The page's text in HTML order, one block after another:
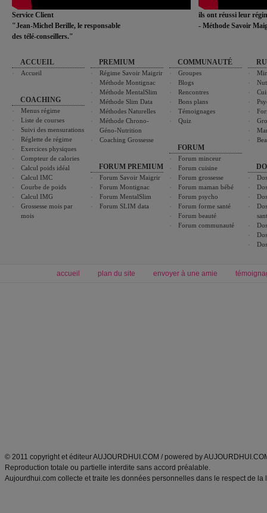
Service Client
"Jean-Michel Berille, le responsable
des télé-conseillers."
ils ont réussi leur
- Méthode Savoir
ACCUEIL
Accueil
COACHING
Menus régime
Liste de courses
Suivi des mensurations
Réglette de régime
Exercices physiques
Compteur de calories
Calcul poids idéal
Calcul IMC
Courbe de poids
Calcul IMG
Grossesse mois par
mois
PREMIUM
Régime Savoir Maigrir
Méthode Montignac
Méthode MentalSlim
Méthode Slim Data
Méthodes Naturelles
Méthode Chrono-
Géno-Nutrition
Coaching Grossesse
FORUM PREMIUM
Forum Savoir Maigrir
Forum Montignac
Forum MentalSlim
Forum SLIM data
COMMUNAUTÉ
Groupes
Blogs
Rencontres
Bons plans
Témoignages
Quiz
FORUM
Forum minceur
Forum cuisine
Forum grossesse
Forum maman bébé
Forum psycho
Forum forme santé
Forum beauté
Forum communauté
accueil plan du site envoyer à une amie
© 2011 copyright et éditeur AUJOURDHUI.COM / powered by
Reproduction totale ou partielle interdite sans accord préalable.
Aujourdhui.com collecte et traite les données personnelles dans le respect de